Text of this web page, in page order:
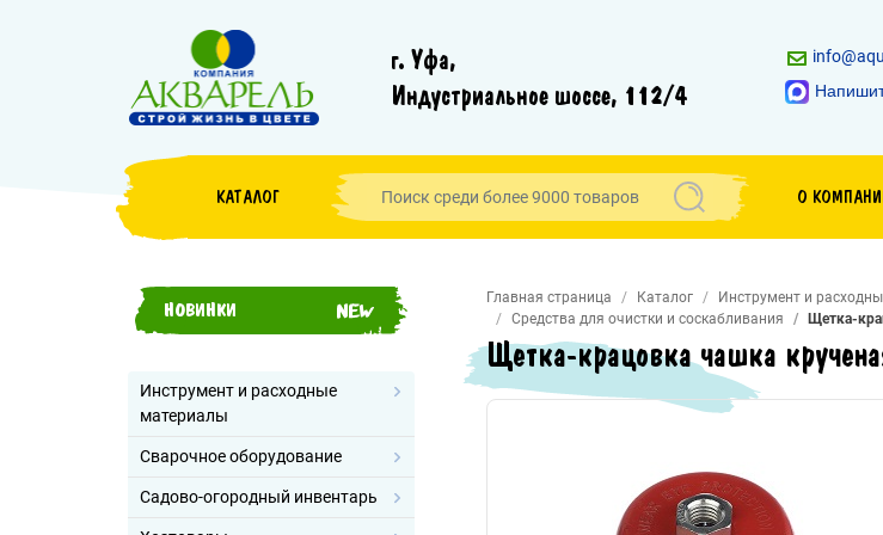
г. Уфа,
Индустриальное шоссе, 112/4
КАТАЛОГ О
НОВИНКИ
Инструмент и расходные
материалы
Сварочное оборудование
Садово-огородный инвентарь
Главная страница Каталог Инструмент и
Средства для очистки и соскабливания
Щетка-
Щетка-крацовка чашка